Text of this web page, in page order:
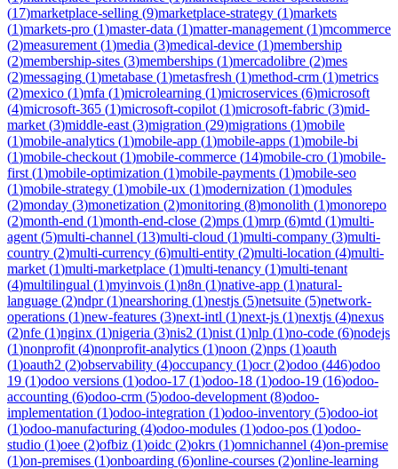
(17)marketplace-selling (9)marketplace-strategy (1)markets
(1)markets-pro (1)master-data (1)matter-management (1)mcommerce
(2)measurement (1)media (3)medical-device (1)membership
(2)membership-sites (3)memberships (1)mercadolibre (2)mes
(2)messaging (1)metabase (1)metasfresh (1)method-crm (1)metrics
(2)mexico (1)mfa (1)microlearning (1)microservices (6)microsoft
(4)microsoft-365 (1)microsoft-copilot (1)microsoft-fabric (3)mid-
market (3)middle-east (3)migration (29)migrations (1)mobile
(1)mobile-analytics (1)mobile-app (1)mobile-apps (1)mobile-bi
(1)mobile-checkout (1)mobile-commerce (14)mobile-cro (1)mobile-
first (1)mobile-optimization (1)mobile-payments (1)mobile-seo
(1)mobile-strategy (1)mobile-ux (1)modernization (1)modules
(2)monday (3)monetization (2)monitoring (8)monolith (1)monorepo
(2)month-end (1)month-end-close (2)mps (1)mrp (6)mtd (1)multi-
agent (5)multi-channel (13)multi-cloud (1)multi-company (3)multi-
country (2)multi-currency (6)multi-entity (2)multi-location (4)multi-
market (1)multi-marketplace (1)multi-tenancy (1)multi-tenant
(4)multilingual (1)myinvois (1)n8n (1)native-app (1)natural-
language (2)ndpr(1)nearshoring (1)nestjs (5)netsuite (5)network-
operations (1)new-features (3)next-intl (1)next-js (1)nextjs (4)nexus
(2)nfe (1)nginx (1)nigeria (3)nis2 (1)nist (1)nlp (1)no-code (6)nodejs
(1)nonprofit (4)nonprofit-analytics (1)noon (2)nps (1)oauth
(1)oauth2 (2)observability (4)occupancy (1)ocr(2)odoo (446)odoo
19 (1)odoo versions (1)odoo-17 (1)odoo-18 (1)odoo-19 (16)odoo-
accounting (6)odoo-crm (5)odoo-development (8)odoo-
implementation (1)odoo-integration (1)odoo-inventory (5)odoo-iot
(1)odoo-manufacturing (4)odoo-modules (1)odoo-pos (1)odoo-
studio (1)oee (2)ofbiz (1)oidc (2)okrs (1)omnichannel (4)on-premise
(1)on-premises (1)onboarding (6)online-courses (2)online-learning